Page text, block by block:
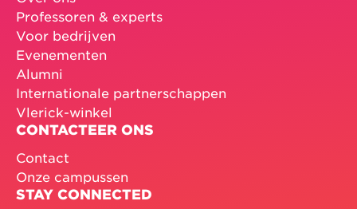
Professoren & experts
Voor bedrijven
Evenementen
Alumni
Internationale partnerschappen
Vlerick-winkel
CONTACTEER ONS
Contact
Onze campussen
STAY CONNECTED